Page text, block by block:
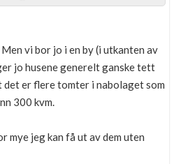
vi bor jo i en by (i utkanten av
jo husene generelt ganske tett
det er flere tomter i nabolaget som
300 kvm.
mye jeg kan få ut av dem uten